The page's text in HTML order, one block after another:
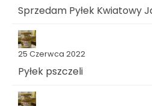
Sprzedam Pyłek Kwiatowy
25 Czerwca 2022
Pyłek pszczeli